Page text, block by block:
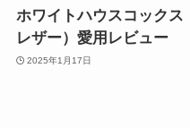
ホワイトハウスコック
レザー）愛用レビュー
2025年1月17日